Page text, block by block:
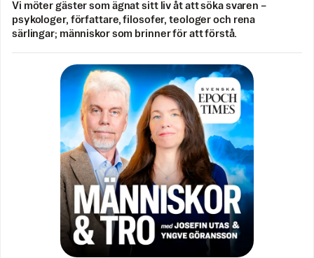
Vi möter gäster som ägnat sitt liv åt att söka svaren –
psykologer, författare, filosofer, teologer och rena
särlingar; människor som brinner för att förstå.